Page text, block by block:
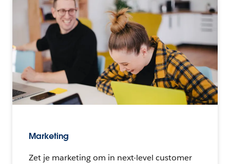
Marketing
Zet je marketing om in next-level customer